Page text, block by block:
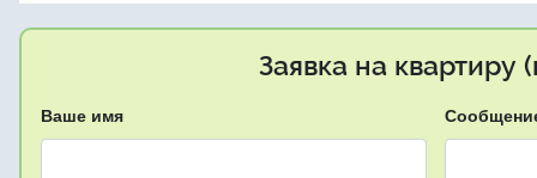
Заявка на квартиру
Ваше имя